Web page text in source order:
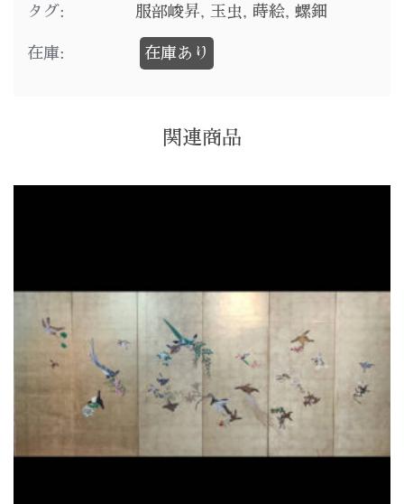
タグ: 服部峻昇, 玉虫, 蒔絵, 螺鈿
在庫: 在庫あり
関連商品